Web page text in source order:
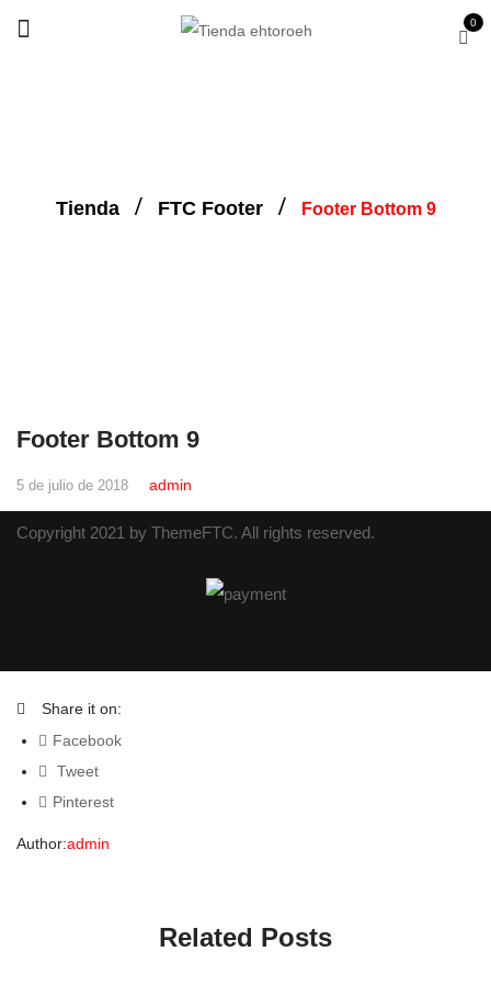
0
Tienda FTC Footer Footer Bottom 9
Footer Bottom 9
5 de julio de 2018 admin
Copyright 2021 by ThemeFTC. All rights reserved.
Share it on:
Facebook
Tweet
Pinterest
Author:admin
Related Posts